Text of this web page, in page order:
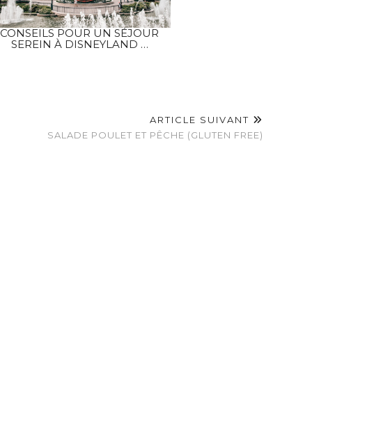
CONSEILS POUR UN SÉJOUR
SEREIN À DISNEYLAND …
ARTICLE SUIVANT
SALADE POULET ET PÊCHE (GLUTEN FREE)